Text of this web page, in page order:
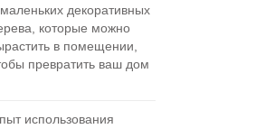
декоративных
которые можно
в помещении,
превратить ваш дом
использования